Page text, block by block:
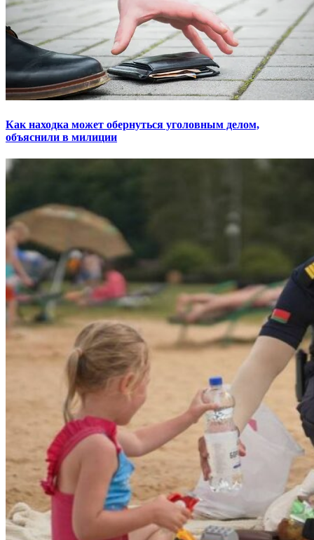
Как находка может обернуться уголовным делом,
объяснили в милиции